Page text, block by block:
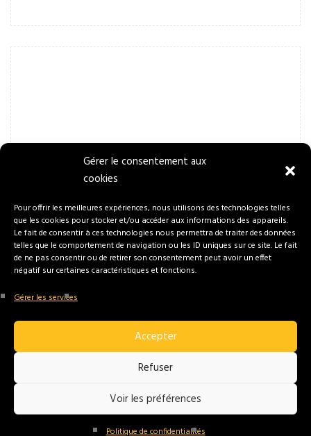
Gérer le consentement aux
cookies
Pour offrir les meilleures expériences, nous utilisons des technologies telles
que les cookies pour stocker et/ou accéder aux informations des appareils.
Le fait de consentir à ces technologies nous permettra de traiter des données
telles que le comportement de navigation ou les ID uniques sur ce site. Le fait
de ne pas consentir ou de retirer son consentement peut avoir un effet
négatif sur certaines caractéristiques et fonctions.
Gérer les services
Accepter
Refuser
Voir les préférences
Politique de confidentialités